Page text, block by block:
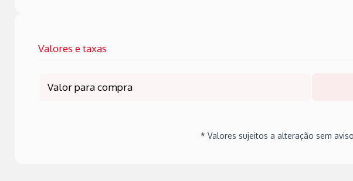
Valores e taxas
Valor para compra
* Valores sujeitos a alteração sem